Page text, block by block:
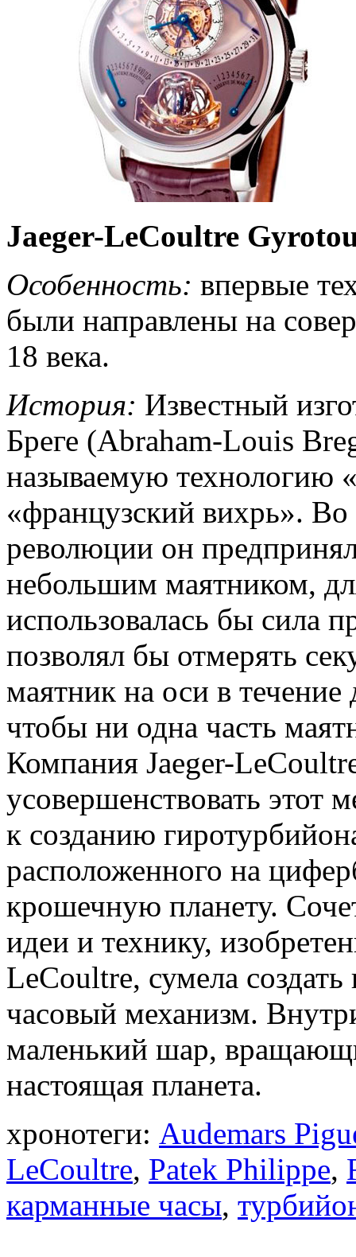
Jaeger-LeCoultre
Особенность: впервые
были направлены на
18 века.
История: Известный
Бреге (Abraham-Louis
называемую технологию
«французский вихрь».
революции он
небольшим маятником,
использовалась бы сила
позволял бы отмерять
маятник на оси в
чтобы ни одна часть
Компания Jaeger-
усовершенствовать этот
к созданию
расположенного на
крошечную планету.
идеи и технику,
LeCoultre, сумела
часовый механизм.
маленький шар,
настоящая планета.
хронотеги: Audemars
LeCoultre, Patek Philippe,
карманные часы,